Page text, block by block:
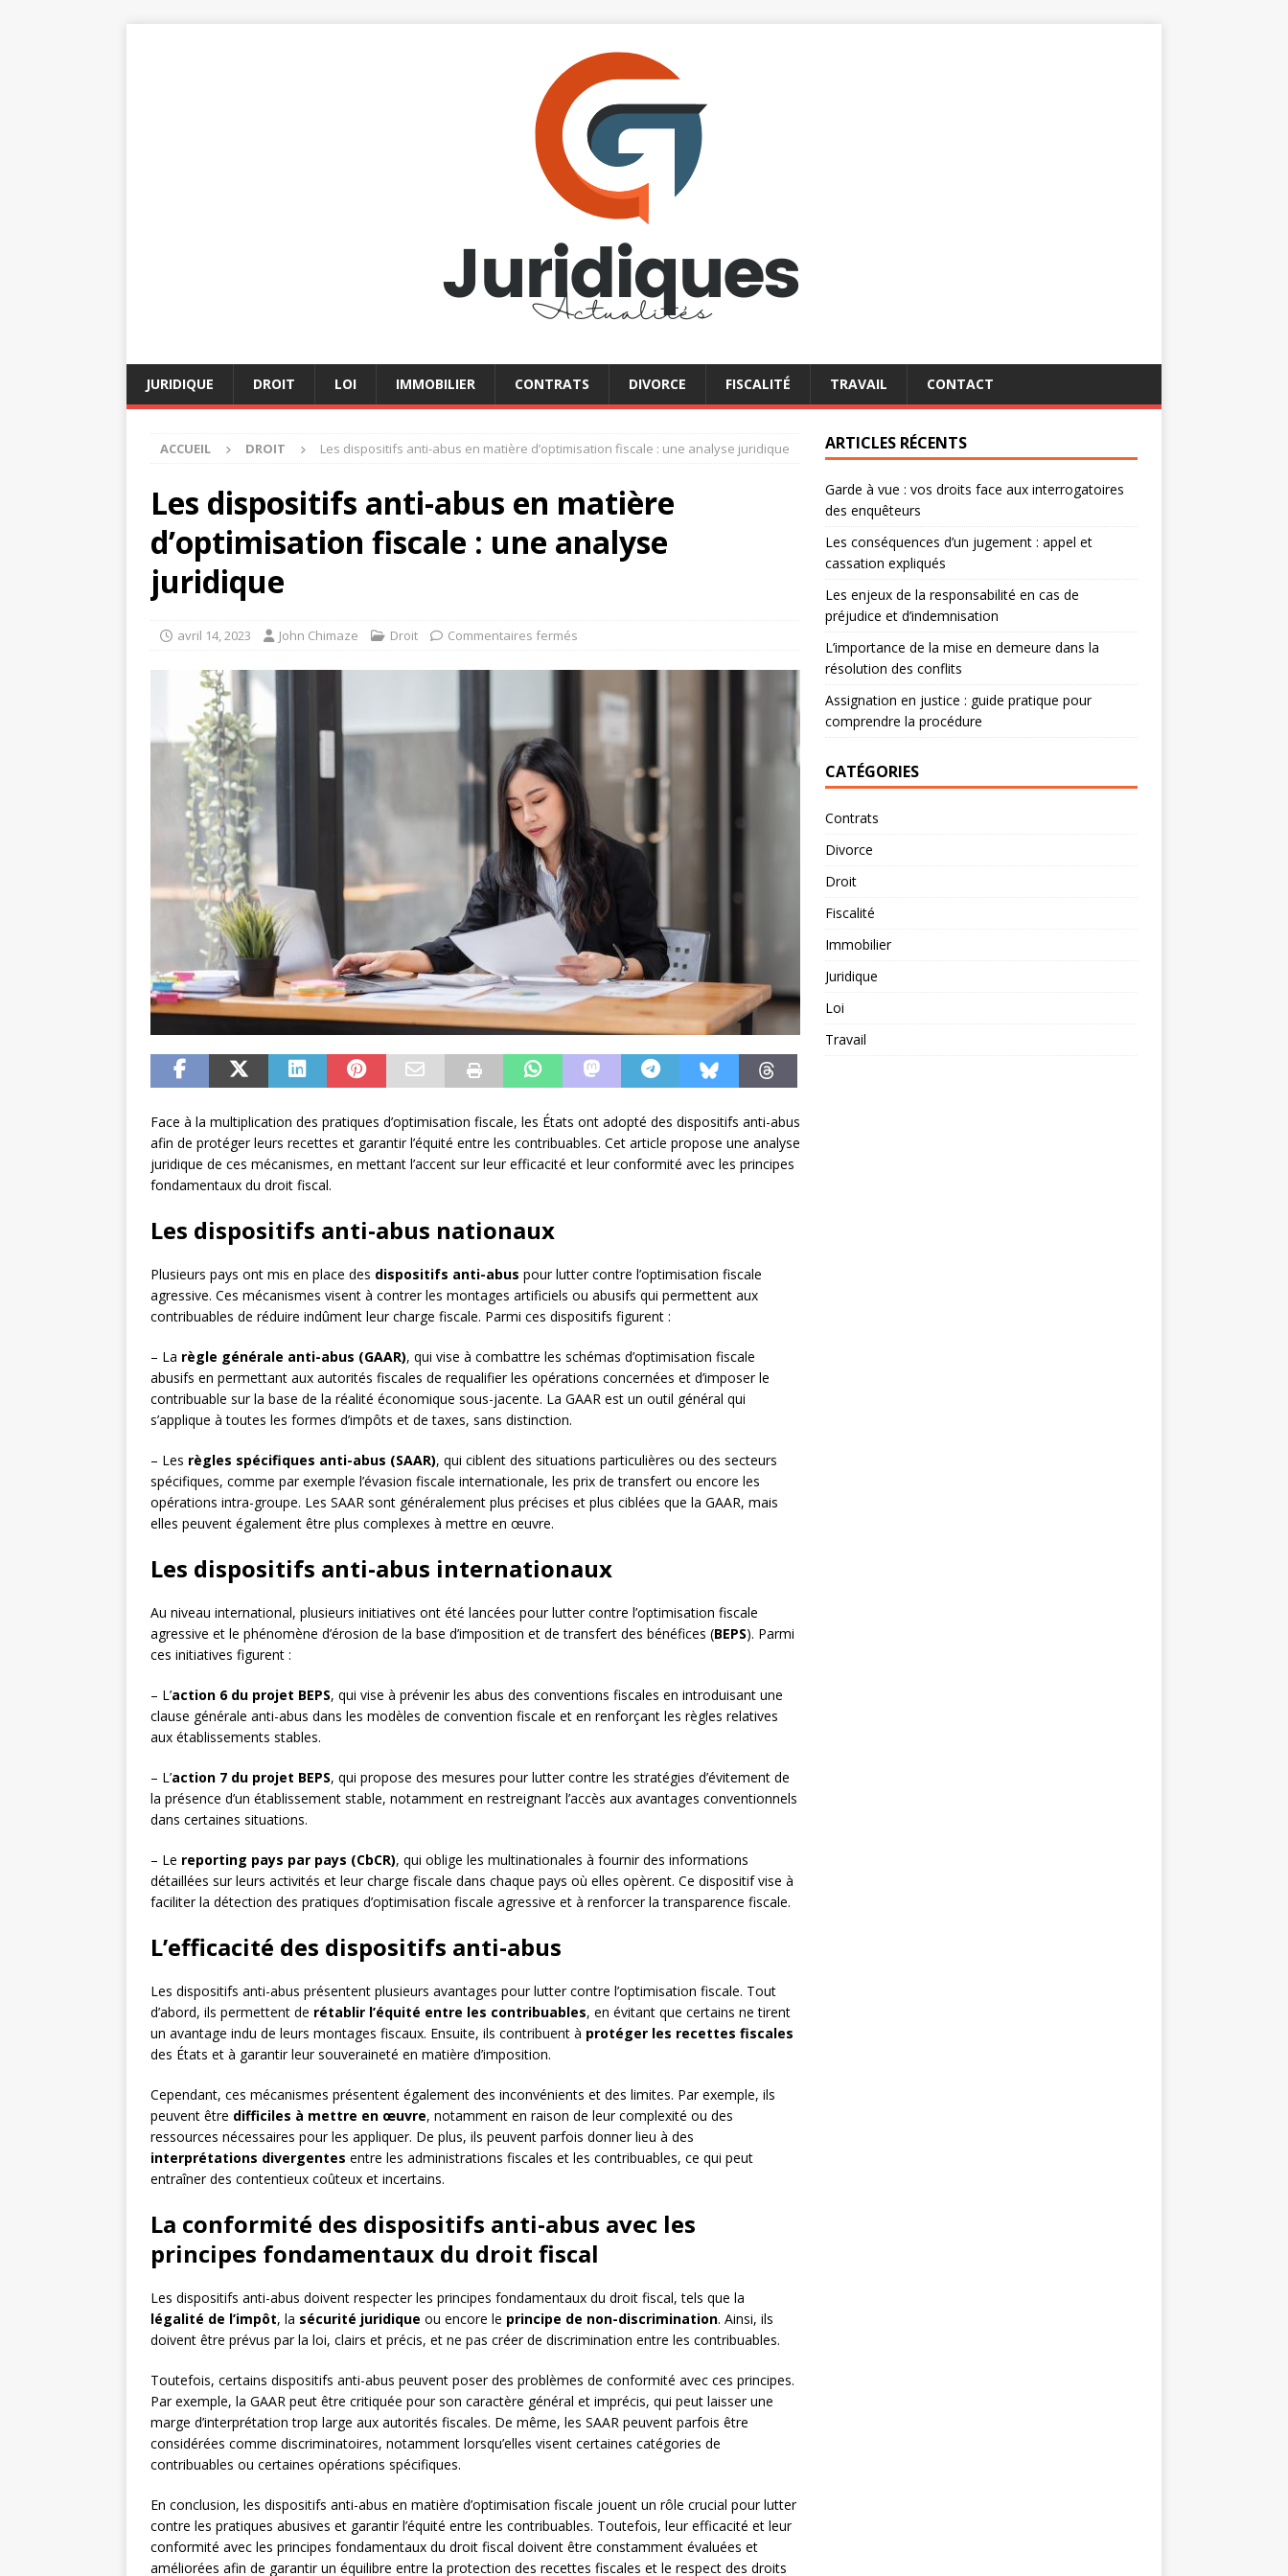
JURIDIQUE DROIT LOI IMMOBILIER CONTRATS DIVORCE FISCALITÉ TRAVAIL CONTACT
ACCUEIL DROIT Les dispositifs anti-abus en matière d’optimisation fiscale : une analyse juridique
Les dispositifs anti-abus en matière
d’optimisation fiscale : une analyse
juridique
avril 14, 2023 John Chimaze Droit Commentaires fermés
Face à la multiplication des pratiques d’optimisation fiscale, les États ont adopté des dispositifs anti-abus
afin de protéger leurs recettes et garantir l’équité entre les contribuables. Cet article propose une analyse
juridique de ces mécanismes, en mettant l’accent sur leur efficacité et leur conformité avec les principes
fondamentaux du droit fiscal.
Les dispositifs anti-abus nationaux
Plusieurs pays ont mis en place des dispositifs anti-abus pour lutter contre l’optimisation fiscale
agressive. Ces mécanismes visent à contrer les montages artificiels ou abusifs qui permettent aux
contribuables de réduire indûment leur charge fiscale. Parmi ces dispositifs figurent :
– La règle générale anti-abus (GAAR), qui vise à combattre les schémas d’optimisation fiscale
abusifs en permettant aux autorités fiscales de requalifier les opérations concernées et d’imposer le
contribuable sur la base de la réalité économique sous-jacente. La GAAR est un outil général qui
s’applique à toutes les formes d’impôts et de taxes, sans distinction.
– Les règles spécifiques anti-abus (SAAR), qui ciblent des situations particulières ou des secteurs
spécifiques, comme par exemple l’évasion fiscale internationale, les prix de transfert ou encore les
opérations intra-groupe. Les SAAR sont généralement plus précises et plus ciblées que la GAAR, mais
elles peuvent également être plus complexes à mettre en œuvre.
Les dispositifs anti-abus internationaux
Au niveau international, plusieurs initiatives ont été lancées pour lutter contre l’optimisation fiscale
agressive et le phénomène d’érosion de la base d’imposition et de transfert des bénéfices (BEPS). Parmi
ces initiatives figurent :
– L’action 6 du projet BEPS, qui vise à prévenir les abus des conventions fiscales en introduisant une
clause générale anti-abus dans les modèles de convention fiscale et en renforçant les règles relatives
aux établissements stables.
– L’action 7 du projet BEPS, qui propose des mesures pour lutter contre les stratégies d’évitement de
la présence d’un établissement stable, notamment en restreignant l’accès aux avantages conventionnels
dans certaines situations.
– Le reporting pays par pays (CbCR), qui oblige les multinationales à fournir des informations
détaillées sur leurs activités et leur charge fiscale dans chaque pays où elles opèrent. Ce dispositif vise à
faciliter la détection des pratiques d’optimisation fiscale agressive et à renforcer la transparence fiscale.
L’efficacité des dispositifs anti-abus
Les dispositifs anti-abus présentent plusieurs avantages pour lutter contre l’optimisation fiscale. Tout
d’abord, ils permettent de rétablir l’équité entre les contribuables, en évitant que certains ne tirent
un avantage indu de leurs montages fiscaux. Ensuite, ils contribuent à protéger les recettes fiscales
des États et à garantir leur souveraineté en matière d’imposition.
Cependant, ces mécanismes présentent également des inconvénients et des limites. Par exemple, ils
peuvent être difficiles à mettre en œuvre, notamment en raison de leur complexité ou des
ressources nécessaires pour les appliquer. De plus, ils peuvent parfois donner lieu à des
interprétations divergentes entre les administrations fiscales et les contribuables, ce qui peut
entraîner des contentieux coûteux et incertains.
La conformité des dispositifs anti-abus avec les
principes fondamentaux du droit fiscal
Les dispositifs anti-abus doivent respecter les principes fondamentaux du droit fiscal, tels que la
légalité de l’impôt, la sécurité juridique ou encore le principe de non-discrimination. Ainsi, ils
doivent être prévus par la loi, clairs et précis, et ne pas créer de discrimination entre les contribuables.
Toutefois, certains dispositifs anti-abus peuvent poser des problèmes de conformité avec ces principes.
Par exemple, la GAAR peut être critiquée pour son caractère général et imprécis, qui peut laisser une
marge d’interprétation trop large aux autorités fiscales. De même, les SAAR peuvent parfois être
considérées comme discriminatoires, notamment lorsqu’elles visent certaines catégories de
contribuables ou certaines opérations spécifiques.
En conclusion, les dispositifs anti-abus en matière d’optimisation fiscale jouent un rôle crucial pour lutter
contre les pratiques abusives et garantir l’équité entre les contribuables. Toutefois, leur efficacité et leur
conformité avec les principes fondamentaux du droit fiscal doivent être constamment évaluées et
améliorées afin de garantir un équilibre entre la protection des recettes fiscales et le respect des droits
ARTICLES RÉCENTS
Garde à vue : vos droits face aux interrogatoires
des enquêteurs
Les conséquences d’un jugement : appel et
cassation expliqués
Les enjeux de la responsabilité en cas de
préjudice et d’indemnisation
L’importance de la mise en demeure dans la
résolution des conflits
Assignation en justice : guide pratique pour
comprendre la procédure
CATÉGORIES
Contrats
Divorce
Droit
Fiscalité
Immobilier
Juridique
Loi
Travail